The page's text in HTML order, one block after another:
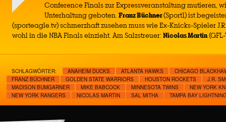
Conference Finals zur Expressveranstaltung mutieren,
Unterhaltung geboten.Franz Büchner(Sport1) ist
(sporteagle.tv) schmerzhaft zusehen muss wie Ex-Knicks-Spieler
wohl in die NBA Finals einzieht. Am Salzstreuer:Nicolas Martin
SCHLAGWÖRTER: ANAHEIM DUCKS ATLANTA HAWKS
CHICAGO
FRANZ BÜCHNER
GOLDEN STATE WARRIORS HOUSTON ROCKETS
J.R.
MADISON BUMGARNER
MIKE BABCOCK MINNESOTA TWINS
NEW YORK
NEW YORK RANGERS
NICOLAS MARTIN SAL MITHA TAMPA BAY